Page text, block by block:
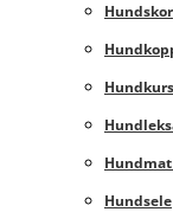
Hundskor
Hundsele